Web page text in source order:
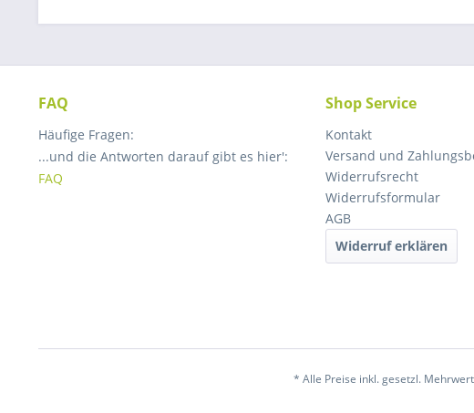
FAQ
Häufige Fragen:
...und die Antworten darauf gibt es hier':
FAQ
Shop Service
Kontakt
Versand und
Widerrufsrecht
Widerrufsformular
AGB
Widerruf erklären
* Alle Preise inkl. gesetzl.